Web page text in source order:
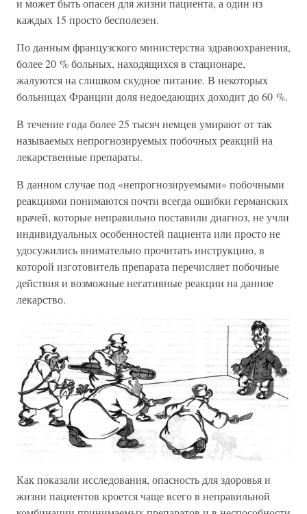
и может быть опасен для жизни пациента, а один из
каждых 15 просто бесполезен.
По данным французского министерства здравоохранения,
более 20 % больных, находящихся в стационаре,
жалуются на слишком скудное питание. В некоторых
больницах Франции доля недоедающих доходит до 60 %.
В течение года более 25 тысяч немцев умирают от так
называемых непрогнозируемых побочных реакций на
лекарственные препараты.
В данном случае под «непрогнозируемыми» побочными
реакциями понимаются почти всегда ошибки германских
врачей, которые неправильно поставили диагноз, не учли
индивидуальных особенностей пациента или просто не
удосужились внимательно прочитать инструкцию, в
которой изготовитель препарата перечисляет побочные
действия и возможные негативные реакции на данное
лекарство.
Как показали исследования, опасность для здоровья и
жизни пациентов кроется чаще всего в неправильной